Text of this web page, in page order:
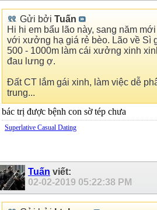
Gửi bởi Tuấn
Hi hi em bẩu lão này, sang năm
với xưởng hạ giá rẻ bèo. Lão về Sì
500 - 1000m làm cái xưởng xinh
đau lưng ợ.
Đất CT lắm gái xinh, làm việc dễ
trung...
bác trị được bệnh con sờ tép chưa
Superlative Сasual Dating
Tuấn viết:
02-02-2019 05:22:38 PM